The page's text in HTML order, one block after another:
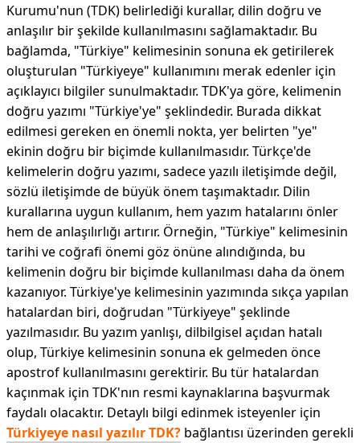
Kurumu'nun (TDK) belirlediği kurallar, dilin doğru ve
anlaşılır bir şekilde kullanılmasını sağlamaktadır. Bu
bağlamda, "Türkiye" kelimesinin sonuna ek getirilerek
oluşturulan "Türkiyeye" kullanımını merak edenler için
açıklayıcı bilgiler sunulmaktadır. TDK'ya göre, kelimenin
doğru yazımı "Türkiye'ye" şeklindedir. Burada dikkat
edilmesi gereken en önemli nokta, yer belirten "ye"
ekinin doğru bir biçimde kullanılmasıdır. Türkçe'de
kelimelerin doğru yazımı, sadece yazılı iletişimde değil,
sözlü iletişimde de büyük önem taşımaktadır. Dilin
kurallarına uygun kullanım, hem yazım hatalarını önler
hem de anlaşılırlığı artırır. Örneğin, "Türkiye" kelimesinin
tarihi ve coğrafi önemi göz önüne alındığında, bu
kelimenin doğru bir biçimde kullanılması daha da önem
kazanıyor. Türkiye'ye kelimesinin yazımında sıkça yapılan
hatalardan biri, doğrudan "Türkiyeye" şeklinde
yazılmasıdır. Bu yazım yanlışı, dilbilgisel açıdan hatalı
olup, Türkiye kelimesinin sonuna ek gelmeden önce
apostrof kullanılmasını gerektirir. Bu tür hatalardan
kaçınmak için TDK'nın resmi kaynaklarına başvurmak
faydalı olacaktır. Detaylı bilgi edinmek isteyenler için
Türkiyeye nasıl yazılır TDK? bağlantısı üzerinden gerekli